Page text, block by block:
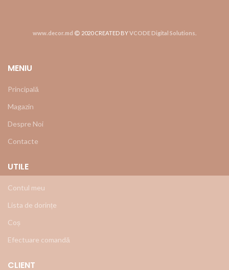
www.decor.md 2020 CREATED BYVCODE Digital Solutions
MENIU
Principală
Magazin
Despre Noi
Contacte
UTILE
Contul meu
Lista de dorințe
Coș
Efectuare comandă
CLIENT